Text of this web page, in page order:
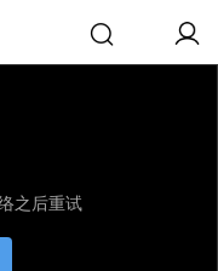
之后重试